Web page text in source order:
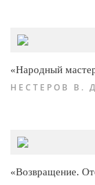
«Народный
НЕСТЕРОВ В.
«Возвращение.